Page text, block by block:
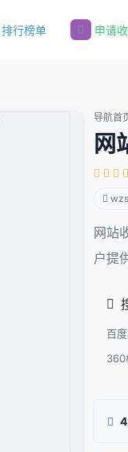
排行榜单 申请
导航首
网
网站
户提
百
360
4